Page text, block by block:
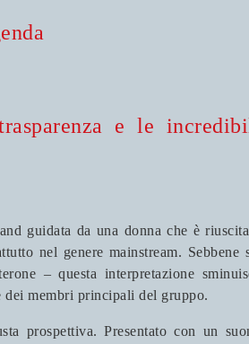
e le
guidata da una donna che è
nel genere mainstream. Sebbene
– questa interpretazione
dei membri principali del gruppo.
prospettiva. Presentato con un